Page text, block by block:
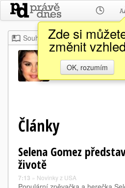
Zde si
změnit vzhled
OK, rozumím
Souhrn Moje Z
Selena
Články
Selena Gomez
životě
7:13 » Novinky z USA